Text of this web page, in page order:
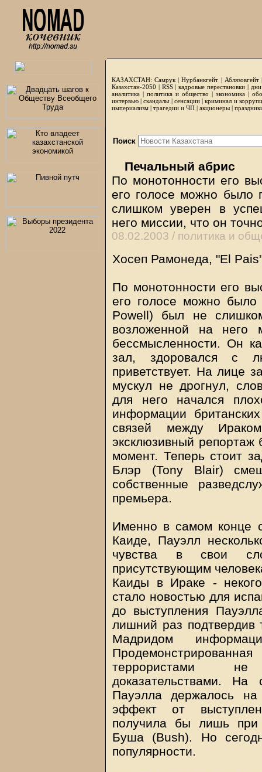
КАЗАХСТАН: Самрук |Нурбанкгейт | Аблязовгейт
Казахстан-2050 | RSS|кадровые перестановки|
аналитика | политика и общество | экономика |
интервью |скандалы | сенсации|криминал и
империализм | трагедии и ЧП | акционеры |
Поиск
Печальный абрис
По монотонности его
его голосе можно было
слишком уверен в
него миссии, что он
08.02.2003 / политика и
Хосеп Рамонеда, "El
По монотонности его
его голосе можно
Powell) был не
возложенной на
бессмысленности. Он
зал, здоровался с
приветствует. На лице
мускул не дрогнул,
для него начался
информации
связей между
эксклюзивный
момент. Теперь стоит
Блэр (Tony Blair)
собственные
премьера.
Именно в самом конце
Каиде, Пауэлл
чувства в свои
присутствующим
Каиды в Ираке -
стало новостью для
до выступления
лишний раз
Мадридом
террористами не
доказательствами.
Пауэлла держалось
эффект от
получила бы лишь при
Буша (Bush). Но
популярности.